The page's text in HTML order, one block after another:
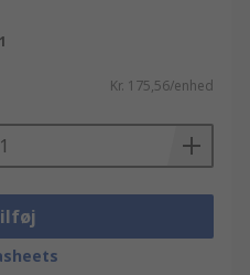
Kr. 175,56/enhed